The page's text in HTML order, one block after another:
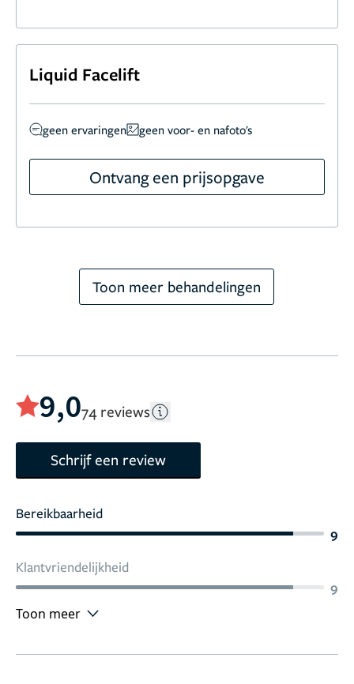
Liquid Facelift
geen ervaringen geen voor- en nafoto's
Ontvang een prijsopgave
Toon meer behandelingen
9,074 reviews
Schrijf een review
Bereikbaarheid
9
Klantvriendelijkheid
9
Toon meer